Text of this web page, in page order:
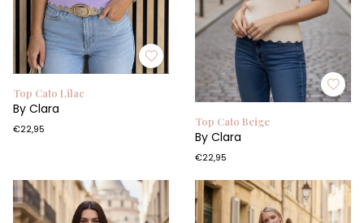
Top Cato Lilac
By Clara
€22,95
Top Cato Beige
By Clara
€22,95